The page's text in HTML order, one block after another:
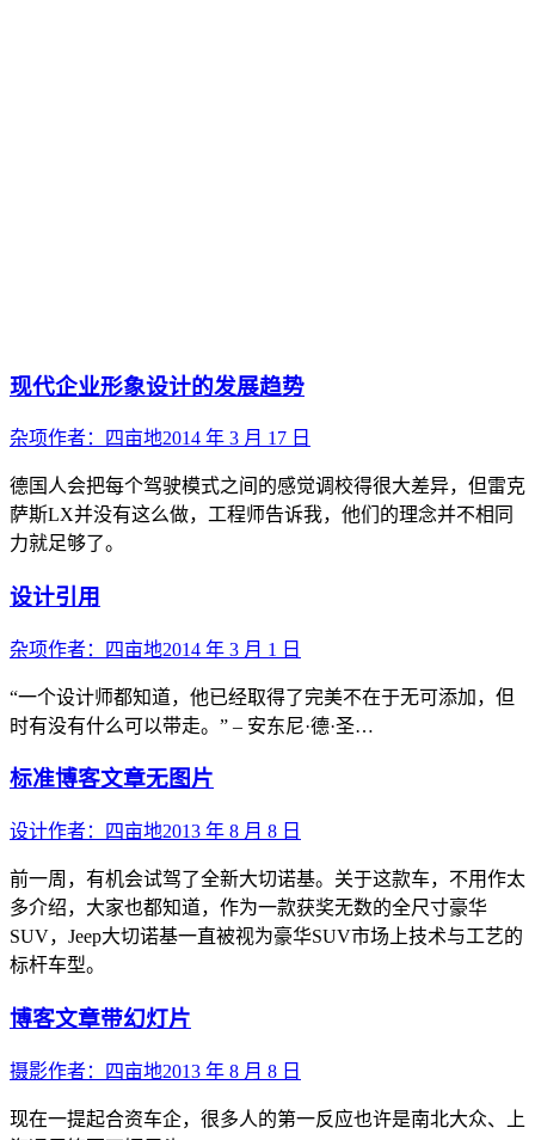
现代企业形象设计的发展趋势
杂项作者： 四亩地2014 年 3 月 17 日
德国人会把每个驾驶模式之间的感觉调校得很大差异，但雷克
萨斯LX并没有这么做，工程师告诉我，他们的理念并不相同
力就足够了。
设计引用
杂项作者： 四亩地2014 年 3 月 1 日
“一个设计师都知道，他已经取得了完美不在于无可添加，但
时有没有什么可以带走。” – 安东尼·德·圣…
标准博客文章无图片
设计作者： 四亩地2013 年 8 月 8 日
前一周，有机会试驾了全新大切诺基。关于这款车，不用作太
多介绍，大家也都知道，作为一款获奖无数的全尺寸豪华
SUV，Jeep大切诺基一直被视为豪华SUV市场上技术与工艺的
标杆车型。
博客文章带幻灯片
摄影作者： 四亩地2013 年 8 月 8 日
现在一提起合资车企，很多人的第一反应也许是南北大众、上